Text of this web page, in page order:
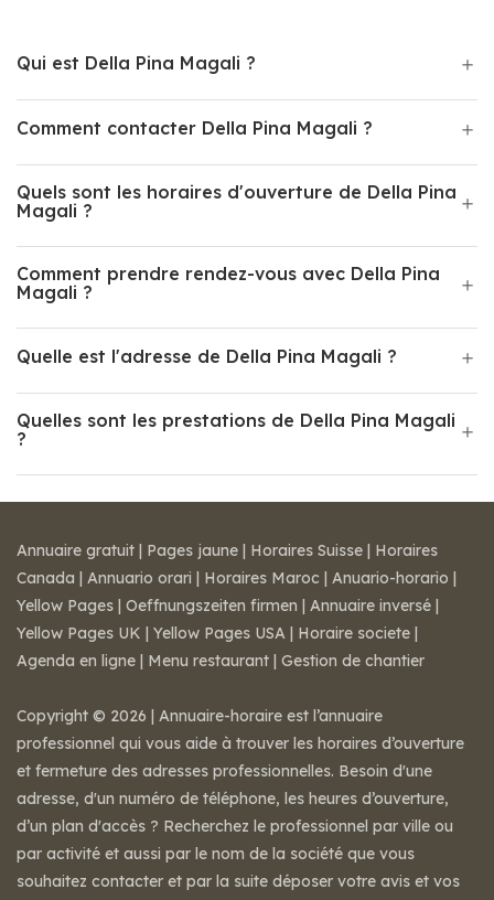
Qui est Della Pina Magali ?
Comment contacter Della Pina Magali ?
Quels sont les horaires d'ouverture de Della Pina
Magali ?
Comment prendre rendez-vous avec Della Pina
Magali ?
Quelle est l'adresse de Della Pina Magali ?
Quelles sont les prestations de Della Pina Magali
?
Annuaire gratuit | Pages jaune | Horaires Suisse | Horaires
Canada | Annuario orari | Horaires Maroc | Anuario-horario |
Yellow Pages | Oeffnungszeiten firmen | Annuaire inversé |
Yellow Pages UK | Yellow Pages USA | Horaire societe |
Agenda en ligne | Menu restaurant | Gestion de chantier
Copyright © 2026 | Annuaire-horaire est l’annuaire
professionnel qui vous aide à trouver les horaires d’ouverture
et fermeture des adresses professionnelles. Besoin d'une
adresse, d'un numéro de téléphone, les heures d’ouverture,
d’un plan d'accès ? Recherchez le professionnel par ville ou
par activité et aussi par le nom de la société que vous
souhaitez contacter et par la suite déposer votre avis et vos